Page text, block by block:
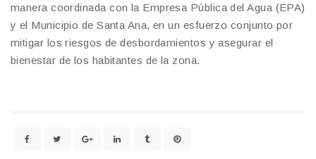
manera coordinada con la Empresa Pública del Agua (EPA)
y el Municipio de Santa Ana, en un esfuerzo conjunto por
mitigar los riesgos de desbordamientos y asegurar el
bienestar de los habitantes de la zona.